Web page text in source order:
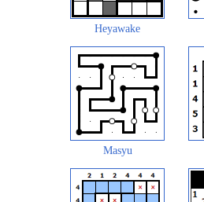
Heyawake
Masyu